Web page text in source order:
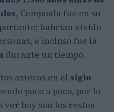
, Cempoala fue en su
habrían vivido
e incluso fue la
durante un tiempo.
aztecas en el siglo
poco a poco, por lo
ver hoy son los restos